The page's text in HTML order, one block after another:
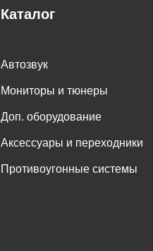
Каталог
Автозвук
Мониторы и тюнеры
Доп. оборудование
Аксессуары и переходники
Противоугонные системы